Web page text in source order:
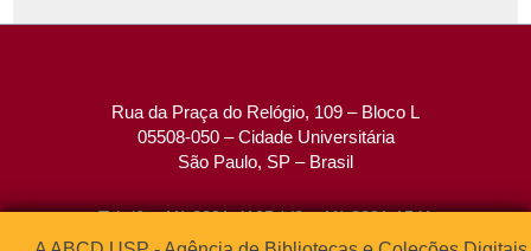
Rua da Praça do Relógio, 109 – Bloco L
05508-050 – Cidade Universitária
São Paulo, SP – Brasil
Tel: (0xx11) 3091-4195 / (0xx11) 3091-1541
Fax: (0xx11) 3091-1567